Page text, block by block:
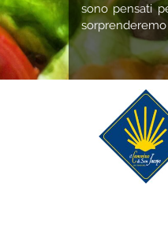
sono pensati